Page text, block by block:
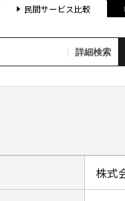
民間サービス比較
詳細検索
株式